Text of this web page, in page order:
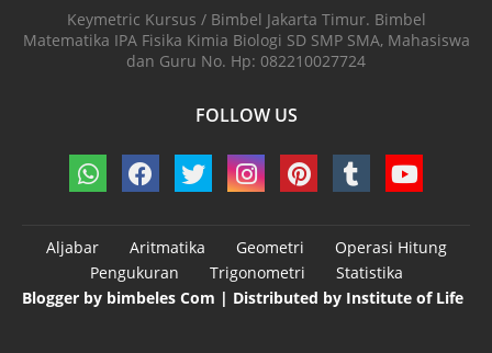
Keymetric Kursus / Bimbel Jakarta Timur. Bimbel
Matematika IPA Fisika Kimia Biologi SD SMP SMA, Mahasiswa
dan Guru No. Hp: 082210027724
FOLLOW US
Aljabar Aritmatika Geometri
Operasi Hitung
Pengukuran
Trigonometri
Statistika
Blogger by bimbeles Com | Distributed by Institute of Life